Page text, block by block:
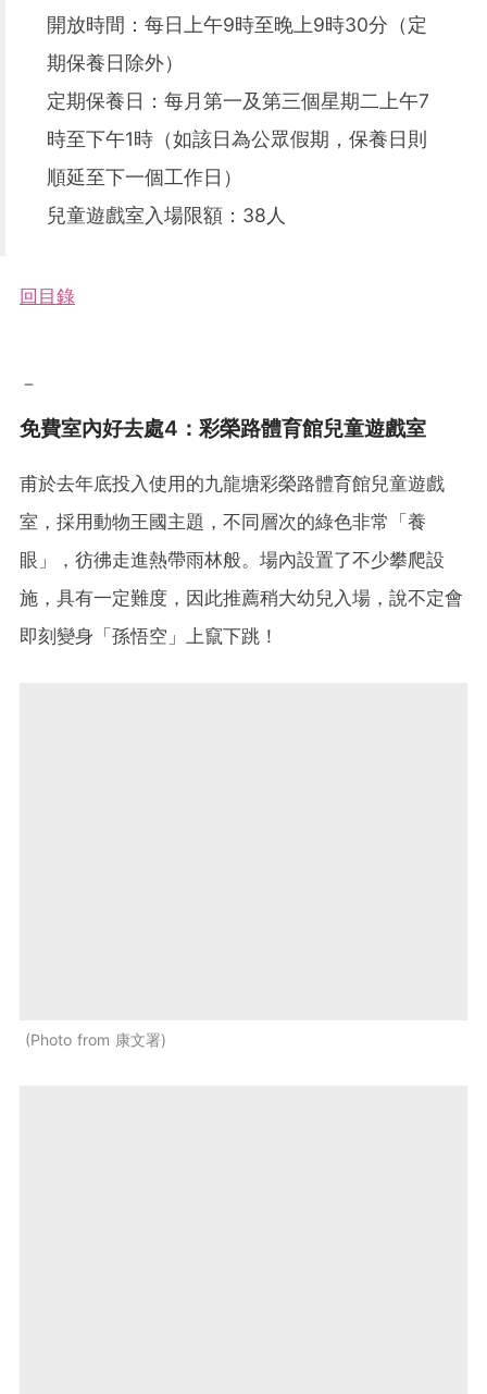
開放時間：每日上午9時至晚上9時30分（定
期保養日除外）
定期保養日：每月第一及第三個星期二上午7
時至下午1時（如該日為公眾假期，保養日則
順延至下一個工作日）
兒童遊戲室入場限額：38人
回目錄
－
免費室內好去處4：彩榮路體育館兒童遊戲室
甫於去年底投入使用的九龍塘彩榮路體育館兒童遊戲
室，採用動物王國主題，不同層次的綠色非常「養
眼」，彷彿走進熱帶雨林般。場內設置了不少攀爬設
施，具有一定難度，因此推薦稍大幼兒入場，說不定會
即刻變身「孫悟空」上竄下跳！
Photo from 康文署